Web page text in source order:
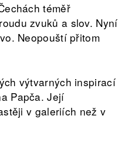
téměř
zvuků a slov. Nyní
Neopouští přitom
výtvarných inspirací
Papča. Její
v galeriích než v